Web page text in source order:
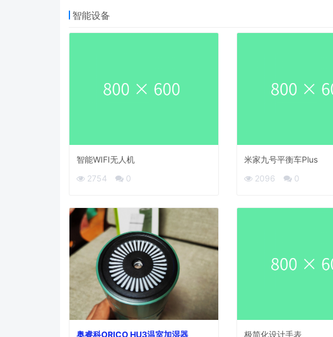
智能设备
智能WIFI无人机
2754
0
米家九号平衡车Plus
2096
0
奥睿科ORICO HU3温室加湿器 极简化设计手表